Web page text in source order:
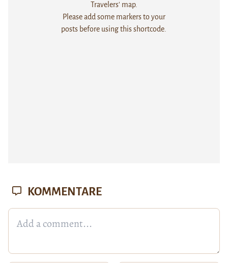
Travelers' map.
Please add some markers to your
posts before using this shortcode.
KOMMENTARE